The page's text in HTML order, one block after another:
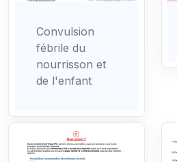
Convulsion
fébrile du
nourrisson et
de l'enfant